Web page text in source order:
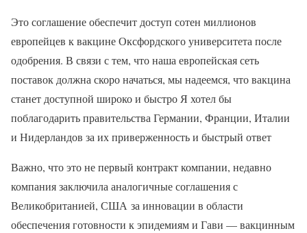
Это соглашение обеспечит доступ сотен миллионов
европейцев к вакцине Оксфордского университета после
одобрения. В связи с тем, что наша европейская сеть
поставок должна скоро начаться, мы надеемся, что вакцина
станет доступной широко и быстро Я хотел бы
поблагодарить правительства Германии, Франции, Италии
и Нидерландов за их приверженность и быстрый ответ
Важно, что это не первый контракт компании, недавно
компания заключила аналогичные соглашения с
Великобританией, США за инновации в области
обеспечения готовности к эпидемиям и Гави — вакцинным